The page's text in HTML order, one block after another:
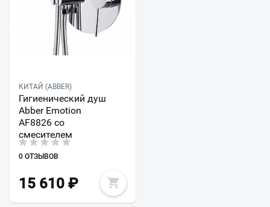
КИТАЙ (ABBER)
Гигиенический душ
Abber Emotion
AF8826 со
смесителем
0 ОТЗЫВОВ
15 610 ₽